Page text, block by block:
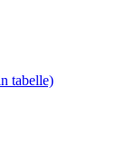
tabelle)